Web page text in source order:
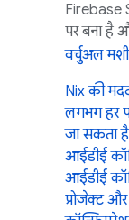
Firebase
पर बना है
वर्चुअल
Nix की
लगभग हर
जा सकता
आईडीई
आईडीई
प्रोजेक्ट